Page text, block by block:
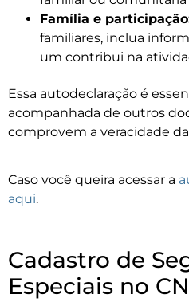
Família e
familiares, inclua
um contribui na
Essa autodeclaração é
acompanhada de outros
comprovem a veracidade
Caso você queira acessar a
aqui.
Cadastro de
Especiais no